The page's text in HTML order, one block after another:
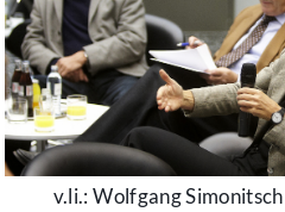
v.li.: Wolfgang